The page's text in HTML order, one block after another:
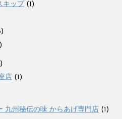
キップ (1)
店 (1)
九州秘伝の味 からあげ専門店 (1)